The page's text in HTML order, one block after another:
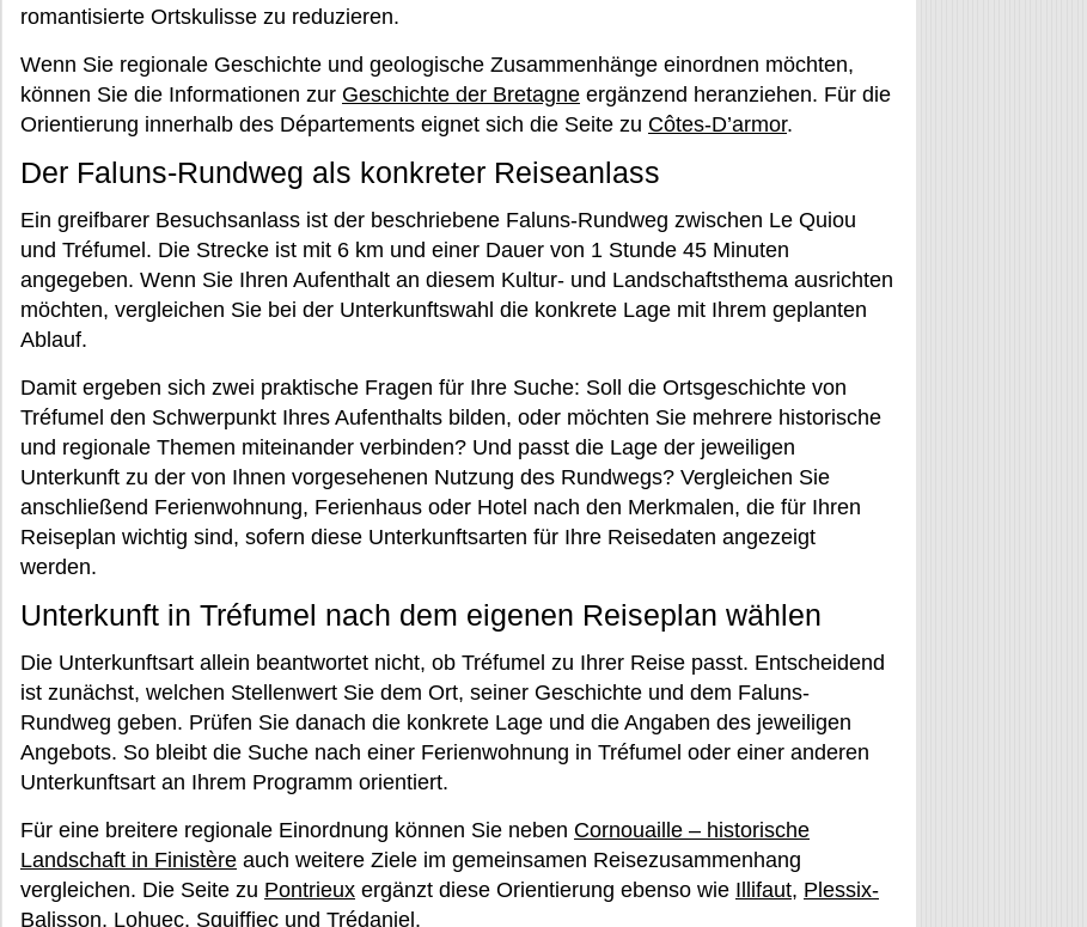
romantisierte Ortskulisse zu reduzieren.
Wenn Sie regionale Geschichte und geologische Zusammenhänge einordnen möchten,
können Sie die Informationen zur Geschichte der Bretagne ergänzend heranziehen. Für die
Orientierung innerhalb des Départements eignet sich die Seite zu Côtes-D’armor.
Der Faluns-Rundweg als konkreter Reiseanlass
Ein greifbarer Besuchsanlass ist der beschriebene Faluns-Rundweg zwischen Le Quiou
und Tréfumel. Die Strecke ist mit 6 km und einer Dauer von 1 Stunde 45 Minuten
angegeben. Wenn Sie Ihren Aufenthalt an diesem Kultur- und Landschaftsthema ausrichten
möchten, vergleichen Sie bei der Unterkunftswahl die konkrete Lage mit Ihrem geplanten
Ablauf.
Damit ergeben sich zwei praktische Fragen für Ihre Suche: Soll die Ortsgeschichte von
Tréfumel den Schwerpunkt Ihres Aufenthalts bilden, oder möchten Sie mehrere historische
und regionale Themen miteinander verbinden? Und passt die Lage der jeweiligen
Unterkunft zu der von Ihnen vorgesehenen Nutzung des Rundwegs? Vergleichen Sie
anschließend Ferienwohnung, Ferienhaus oder Hotel nach den Merkmalen, die für Ihren
Reiseplan wichtig sind, sofern diese Unterkunftsarten für Ihre Reisedaten angezeigt
werden.
Unterkunft in Tréfumel nach dem eigenen Reiseplan wählen
Die Unterkunftsart allein beantwortet nicht, ob Tréfumel zu Ihrer Reise passt. Entscheidend
ist zunächst, welchen Stellenwert Sie dem Ort, seiner Geschichte und dem Faluns-
Rundweg geben. Prüfen Sie danach die konkrete Lage und die Angaben des jeweiligen
Angebots. So bleibt die Suche nach einer Ferienwohnung in Tréfumel oder einer anderen
Unterkunftsart an Ihrem Programm orientiert.
Für eine breitere regionale Einordnung können Sie neben Cornouaille – historische
Landschaft in Finistère auch weitere Ziele im gemeinsamen Reisezusammenhang
vergleichen. Die Seite zu Pontrieux ergänzt diese Orientierung ebenso wie Illifaut, Plessix-
Balisson, Lohuec, Squiffiec und Trédaniel .